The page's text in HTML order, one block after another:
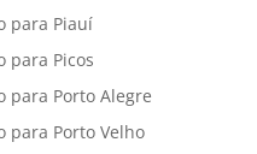
para Piauí
para Picos
para Porto Alegre
para Porto Velho